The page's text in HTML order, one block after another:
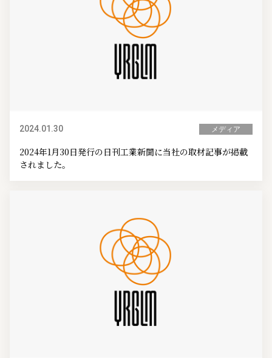
2024.01.30 メディア
2024年1月30日発行の日刊工業新聞に当社の取材記事が掲載
されました。